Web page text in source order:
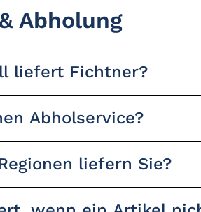
Abholung
liefert Fichtner?
Abholservice?
liefern Sie?